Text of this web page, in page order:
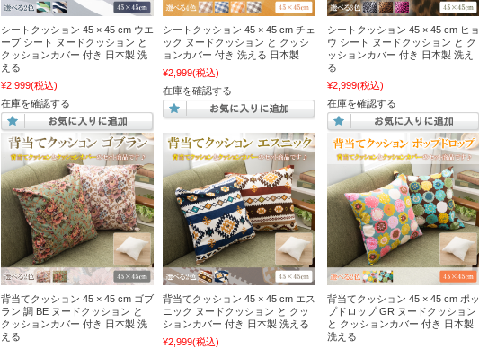
シートクッション 45 × 45 cm ウエ
ーブ シート ヌードクッション と
クッションカバー 付き 日本製 洗
える
¥2,999(税込)
在庫を確認する
シートクッション 45 × 45 cm チェ
ック ヌードクッション と クッシ
ョンカバー 付き 洗える 日本製
¥2,999(税込)
在庫を確認する
シートクッション 45 × 45 cm ヒョ
ウ シート ヌードクッション と ク
ッションカバー 付き 日本製 洗え
る
¥2,999(税込)
在庫を確認する
背当てクッション 45 × 45 cm ゴブ
ラン 調 BE ヌードクッション と
クッションカバー 付き 日本製 洗
える
背当てクッション 45 × 45 cm エス
ニック ヌードクッション と クッ
ションカバー 付き 日本製 洗える
¥2,999(税込)
背当てクッション 45 × 45 cm ポッ
プドロップ GR ヌードクッション
と クッションカバー 付き 日本製
洗える